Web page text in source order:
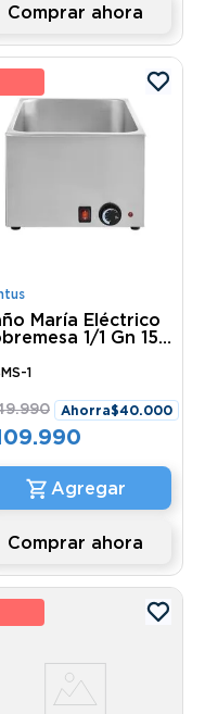
Comprar ahora
María Eléctrico
1/1 Gn 150
1
.990 Ahorra$40.000
.990
Comprar ahora